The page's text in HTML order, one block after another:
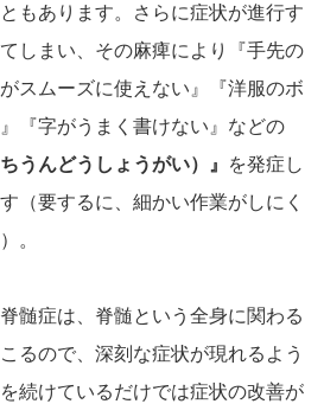
もあります。さらに症状が進行す
しまい、その麻痺により『手先の
スムーズに使えない』『洋服のボ
『字がうまく書けない』などの
うんどうしょうがい）』
を発症し
（要するに、細かい作業がしにく
。
髄症は、脊髄という全身に関わる
るので、深刻な症状が現れるよう
続けているだけでは症状の改善が